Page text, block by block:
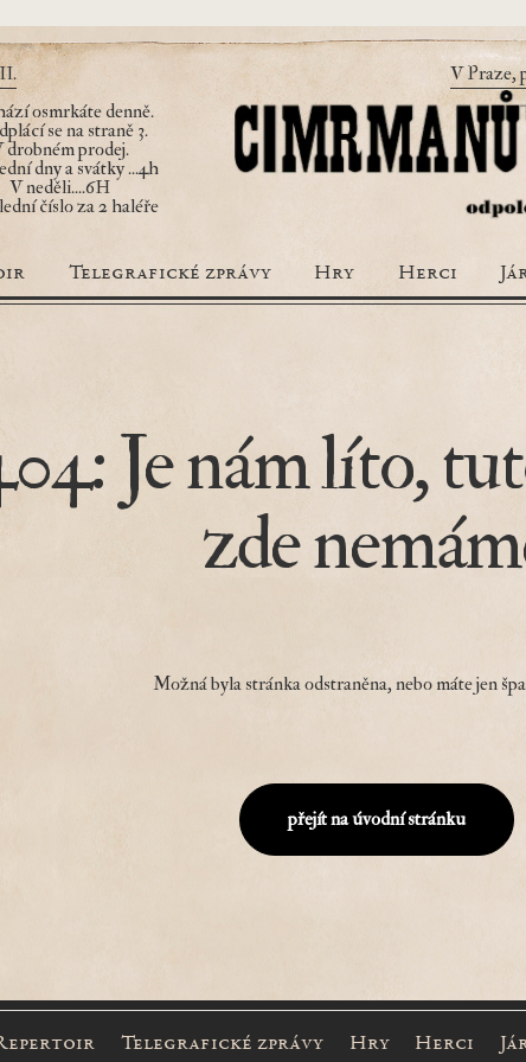
V Praze,
osmrkáte denně.
se na straně 3.
drobném prodej.
dny a svátky ...4h
V neděli....6H
číslo za 2 haléře
Telegrafické zprávy Hry Herci
Je nám líto,
zde
Možná byla stránka odstraněna, nebo máte jen
přejít na úvodní stránku
Telegrafické zprávy Hry Herci